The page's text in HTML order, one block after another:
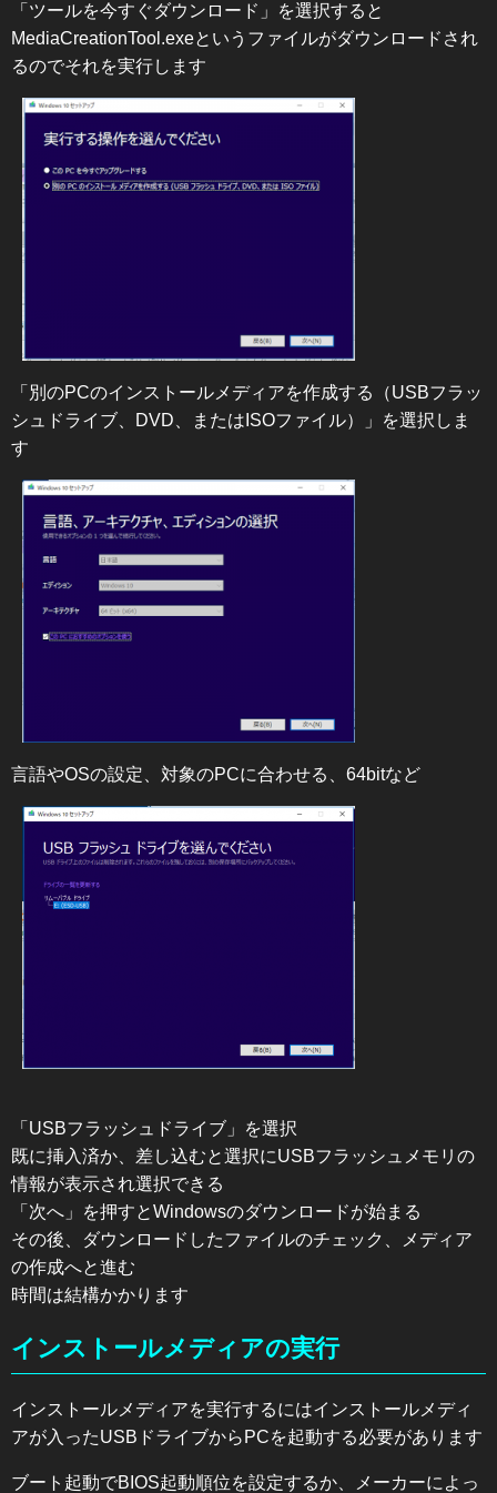
「ツールを今すぐダウンロード」を選択すると
MediaCreationTool.exeというファイルがダウンロードされ
るのでそれを実行します
「別のPCのインストールメディアを作成する（USBフラッ
シュドライブ、DVD、またはISOファイル）」を選択しま
す
言語やOSの設定、対象のPCに合わせる、64bitなど
「USBフラッシュドライブ」を選択
既に挿入済か、差し込むと選択にUSBフラッシュメモリの
情報が表示され選択できる
「次へ」を押すとWindowsのダウンロードが始まる
その後、ダウンロードしたファイルのチェック、メディア
の作成へと進む
時間は結構かかります
インストールメディアの実行
インストールメディアを実行するにはインストールメディ
アが入ったUSBドライブからPCを起動する必要があります
ブート起動でBIOS起動順位を設定するか、メーカーによっ